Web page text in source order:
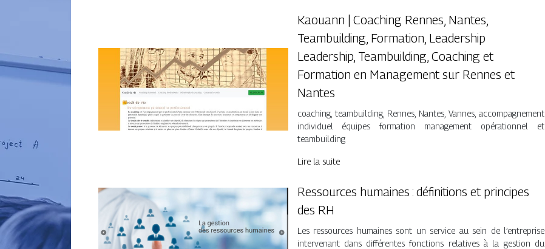
Kaouann | Coaching Rennes, Nantes,
Teambuilding, Formation, Leadership
Leadership, Teambuilding, Coaching et
Formation en Management sur Rennes et
Nantes
coaching, teambuilding, Rennes, Nantes, Vannes, accompagnement
individuel équipes formation management opérationnel et
teambuilding
Lire la suite
Ressources humaines : définitions et principes
des RH
Les ressources humaines sont un service au sein de l’entreprise
intervenant dans différentes fonctions relatives à la gestion du